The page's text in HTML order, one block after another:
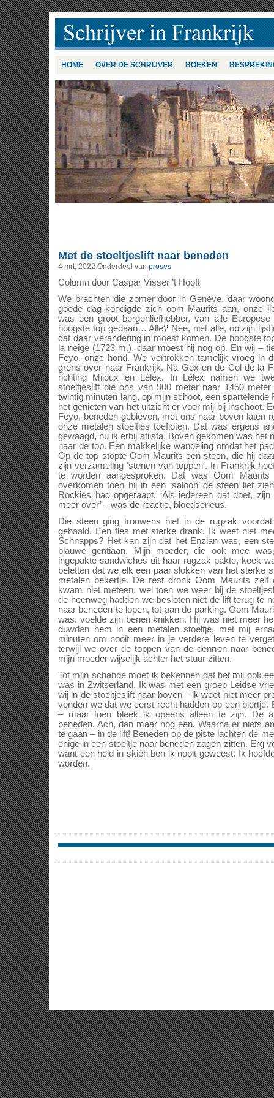
HOME OVER DE SCHRIJVER BOEKEN
Met de stoeltjeslift naar beneden
4 mrt, 2022 Onderdeel van proses
Column door Caspar Visser ’t Hooft
We brachten die zomer door in Genève, daar
goede dag kondigde zich oom Maurits aan, onze
was een groot bergenliefhebber, van alle
hoogste top gedaan… Alle? Nee, niet alle, op zijn
dat daar verandering in moest komen. De hoogste
la neige (1723 m.), daar moest hij nog op. En wij –
Feyo, onze hond. We vertrokken tamelijk vroeg in
grens over naar Frankrijk. Na Gex en de Col de la
richting Mijoux en Lélex. In Lélex namen we
stoeltjeslift die ons van 900 meter naar 1450
twintig minuten lang, op mijn schoot, een spartelende
het genieten van het uitzicht er voor mij bij inschoot.
Feyo, beneden gebleven, met ons naar boven laten
onze metalen stoeltjes toefloten. Dat was ergens
gewaagd, nu ik erbij stilsta. Boven gekomen was het
naar de top. Een makkelijke wandeling omdat het
Op de top stopte Oom Maurits een steen, die hij
zijn verzameling ‘stenen van toppen’. In Frankrijk
te worden aangesproken. Dat was Oom
overkomen toen hij in een ‘saloon’ de steen liet
Rockies had opgeraapt. ‘Als iedereen dat doet,
meer over’ – was de reactie, bloedserieus.
Die steen ging trouwens niet in de rugzak
gehaald. Een fles met sterke drank. Ik weet niet
Schnapps? Het kan zijn dat het Enzian was, een
blauwe gentiaan. Mijn moeder, die ook mee
ingepakte sandwiches uit haar rugzak pakte, keek
beletten dat we elk een paar slokken van het sterke
metalen bekertje. De rest dronk Oom Maurits zelf
kwam niet meteen, wel toen we weer bij de
de heenweg hadden we besloten niet de lift terug te
naar beneden te lopen, tot aan de parking. Oom
was, voelde zijn benen knikken. Hij was niet meer
duwden hem in een metalen stoeltje, met mij
minuten om nooit meer in je verdere leven te
terwijl we over de toppen van de dennen naar
mijn moeder wijselijk achter het stuur zitten.
Tot mijn schande moet ik bekennen dat het mij ook
was in Zwitserland. Ik was met een groep Leidse
wij in de stoeltjeslift naar boven – ik weet niet meer
vonden we dat we eerst recht hadden op een biertje.
– maar toen bleek ik opeens alleen te zijn. De
beneden. Ach, dan maar nog een. Waarna er niets
te gaan – in de lift! Beneden op de piste lachten de
enige in een stoeltje naar beneden zagen zitten. Erg
want een held in skiën ben ik nooit geweest. Ik
worden.